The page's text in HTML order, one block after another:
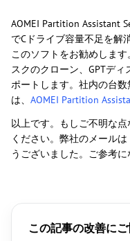
AOMEI Partition Assistant
でCドライブ容量不足を解
このソフトをお勧めしま
スクのクローン、GPTデ
ポートします。社内の台数
は、 AOMEI Partition
以上です。もしご不明な
ください。弊社のメールは
うございました。ご参考に
この記事の改善にご